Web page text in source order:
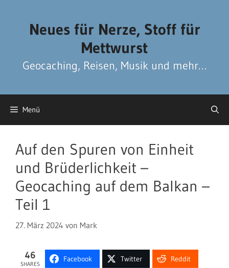
Neues für Nerze, Stoff für
Mettwurst
Geocaching, Reisen, Musik und mehr…
Menü
Auf den Spuren von Einheit
und Brüderlichkeit –
Geocaching auf dem Balkan –
Teil 1
27. März 2024 von Mark
46
SHARES
Facebook Twitter Reddit